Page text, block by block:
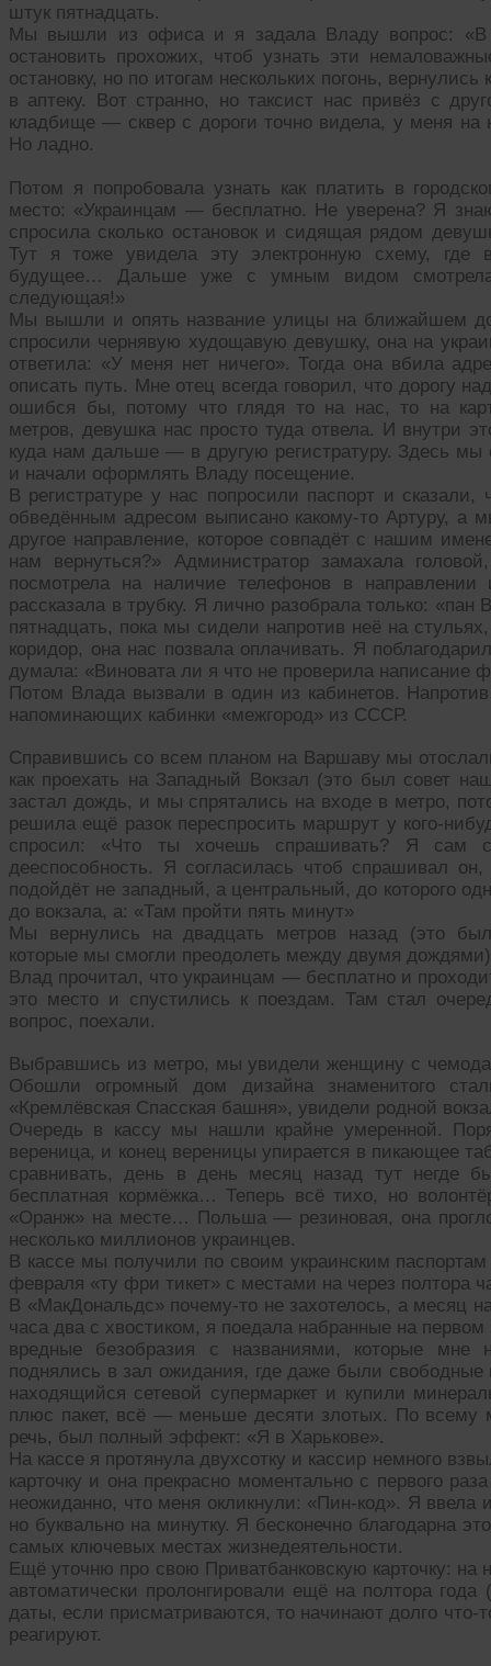
штук пятнадцать.
Мы вышли из офиса и я задала Владу вопрос: «В
остановить прохожих, чтоб узнать эти
остановку, но по итогам нескольких погонь,
в аптеку. Вот странно, но таксист нас привёз с
кладбище — сквер с дороги точно видела, у меня на
Но ладно.
Потом я попробовала узнать как платить в
место: «Украинцам — бесплатно. Не уверена? Я
спросила сколько остановок и сидящая рядом
Тут я тоже увидела эту электронную схему, где
будущее… Дальше уже с умным видом
следующая!»
Мы вышли и опять название улицы на ближайшем
спросили чернявую худощавую девушку, она на
ответила: «У меня нет ничего». Тогда она вбила
описать путь. Мне отец всегда говорил, что дорогу
ошибся бы, потому что глядя то на нас, то на
метров, девушка нас просто туда отвела. И внутри
куда нам дальше — в другую регистратуру. Здесь
и начали оформлять Владу посещение.
В регистратуре у нас попросили паспорт и
обведённым адресом выписано какому-то Артуру, а
другое направление, которое совпадёт с нашим
нам вернуться?» Администратор замахала
посмотрела на наличие телефонов в направлении
рассказала в трубку. Я лично разобрала только:
пятнадцать, пока мы сидели напротив неё на
коридор, она нас позвала оплачивать. Я
думала: «Виновата ли я что не проверила написание
Потом Влада вызвали в один из кабинетов.
напоминающих кабинки «межгород» из СССР.
Справившись со всем планом на Варшаву мы
как проехать на Западный Вокзал (это был совет
застал дождь, и мы спрятались на входе в метро,
решила ещё разок переспросить маршрут у кого-
спросил: «Что ты хочешь спрашивать? Я сам
дееспособность. Я согласилась чтоб спрашивал
подойдёт не западный, а центральный, до которого
до вокзала, а: «Там пройти пять минут»
Мы вернулись на двадцать метров назад (это
которые мы смогли преодолеть между двумя
Влад прочитал, что украинцам — бесплатно и
это место и спустились к поездам. Там стал
вопрос, поехали.
Выбравшись из метро, мы увидели женщину с
Обошли огромный дом дизайна знаменитого
«Кремлёвская Спасская башня», увидели родной
Очередь в кассу мы нашли крайне умеренной.
вереница, и конец вереницы упирается в пикающее
сравнивать, день в день месяц назад тут негде
бесплатная кормёжка… Теперь всё тихо, но
«Оранж» на месте… Польша — резиновая, она
несколько миллионов украинцев.
В кассе мы получили по своим украинским
февраля «ту фри тикет» с местами на через полтора
В «МакДональдс» почему-то не захотелось, а месяц
часа два с хвостиком, я поедала набранные на
вредные безобразия с названиями, которые
поднялись в зал ожидания, где даже были
находящийся сетевой супермаркет и купили
плюс пакет, всё — меньше десяти злотых. По всему
речь, был полный эффект: «Я в Харькове».
На кассе я протянула двухсотку и кассир немного
карточку и она прекрасно моментально с первого
неожиданно, что меня окликнули: «Пин-код». Я
но буквально на минутку. Я бесконечно благодарна
самых ключевых местах жизнедеятельности.
Ещё уточню про свою Приватбанковскую карточку: на
автоматически пролонгировали ещё на полтора
даты, если присматриваются, то начинают долго что-
реагируют.